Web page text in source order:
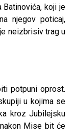
koji je
njegov poticaj,
neizbrisiv trag u
potpuni oprost.
u kojima se
kroz Jubilejsku
Mise bit će